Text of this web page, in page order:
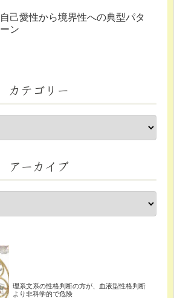
自己愛性から境界性への典型パタ
ーン
カテゴリー
アーカイブ
理系文系の性格判断の方が、血液型性格判断
より非科学的で危険